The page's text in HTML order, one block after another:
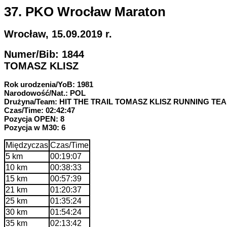
37. PKO Wrocław Maraton
Wrocław, 15.09.2019 r.
Numer/Bib: 1844
TOMASZ KLISZ
Rok urodzenia/YoB: 1981
Narodowość/Nat.: POL
Drużyna/Team: HIT THE TRAIL TOMASZ KLISZ RUNNING
Czas/Time: 02:42:47
Pozycja OPEN: 8
Pozycja w M30: 6
Międzyczas Czas/Time
5 km
00:19:07
10 km
00:38:33
15 km
00:57:39
21 km
01:20:37
25 km
01:35:24
30 km
01:54:24
35 km
02:13:42